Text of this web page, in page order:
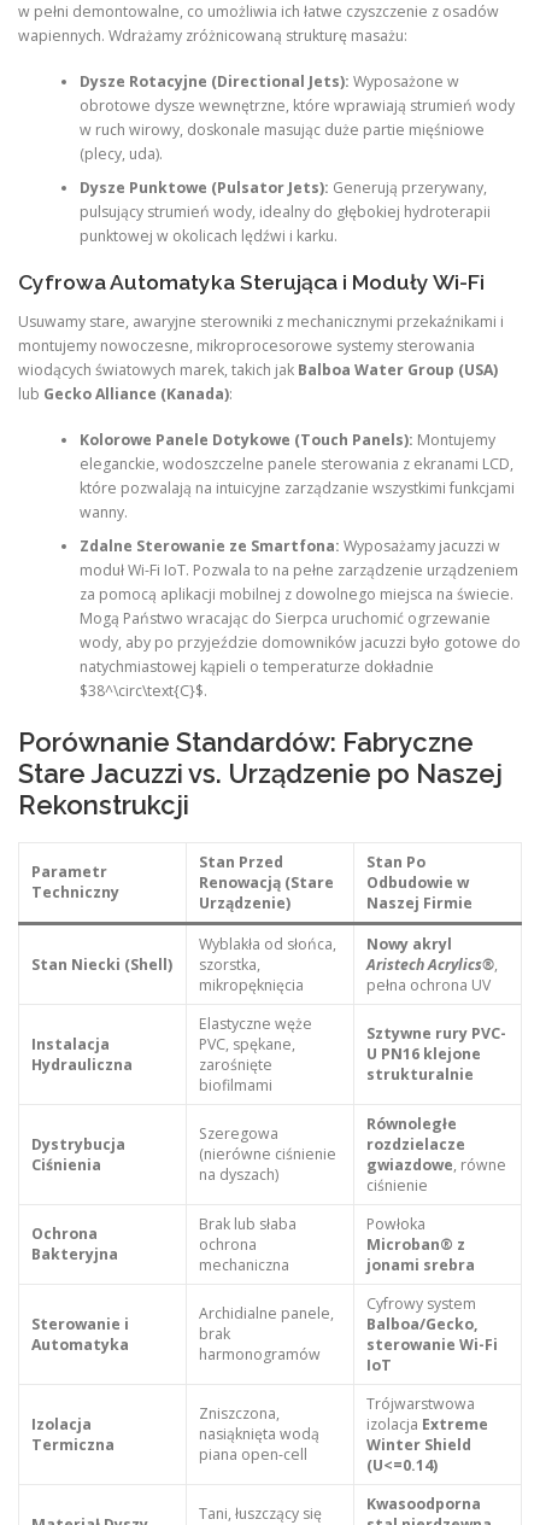
w pełni demontowalne, co umożliwia ich łatwe czyszczenie z osadów
wapiennych. Wdrażamy zróżnicowaną strukturę masażu:
Dysze Rotacyjne (Directional Jets): Wyposażone w
obrotowe dysze wewnętrzne, które wprawiają strumień wody
w ruch wirowy, doskonale masując duże partie mięśniowe
(plecy, uda).
Dysze Punktowe (Pulsator Jets): Generują przerywany,
pulsujący strumień wody, idealny do głębokiej hydroterapii
punktowej w okolicach lędźwi i karku.
Cyfrowa Automatyka Sterująca i Moduły Wi-Fi
Usuwamy stare, awaryjne sterowniki z mechanicznymi przekaźnikami i
montujemy nowoczesne, mikroprocesorowe systemy sterowania
wiodących światowych marek, takich jak Balboa Water Group (USA)
lub Gecko Alliance (Kanada):
Kolorowe Panele Dotykowe (Touch Panels): Montujemy
eleganckie, wodoszczelne panele sterowania z ekranami LCD,
które pozwalają na intuicyjne zarządzanie wszystkimi funkcjami
wanny.
Zdalne Sterowanie ze Smartfona: Wyposażamy jacuzzi w
moduł Wi-Fi IoT. Pozwala to na pełne zarządzenie urządzeniem
za pomocą aplikacji mobilnej z dowolnego miejsca na świecie.
Mogą Państwo wracając do Sierpca uruchomić ogrzewanie
wody, aby po przyjeździe domowników jacuzzi było gotowe do
natychmiastowej kąpieli o temperaturze dokładnie
$38^\circ\text{C}$.
Porównanie Standardów: Fabryczne
Stare Jacuzzi vs. Urządzenie po Naszej
Rekonstrukcji
Parametr
Techniczny
Stan Przed
Renowacją (Stare
Urządzenie)
Stan Po
Odbudowie w
Naszej Firmie
Stan Niecki (Shell)
Wyblakła od słońca,
szorstka,
mikropęknięcia
Nowy akryl
Aristech Acrylics®,
pełna ochrona UV
Instalacja
Hydrauliczna
Elastyczne węże
PVC, spękane,
zarośnięte
biofilmami
Sztywne rury PVC-
U PN16 klejone
strukturalnie
Dystrybucja
Ciśnienia
Szeregowa
(nierówne ciśnienie
na dyszach)
Równoległe
rozdzielacze
gwiazdowe, równe
ciśnienie
Ochrona
Bakteryjna
Brak lub słaba
ochrona
mechaniczna
Powłoka
Microban® z
jonami srebra
Sterowanie i
Automatyka
Archidialne panele,
brak
harmonogramów
Cyfrowy system
Balboa/Gecko,
sterowanie Wi-Fi
IoT
Izolacja
Termiczna
Zniszczona,
nasiąknięta wodą
piana open-cell
Trójwarstwowa
izolacja Extreme
Winter Shield
(U<=0.14)
Tani, łuszczący się
Kwasoodporna